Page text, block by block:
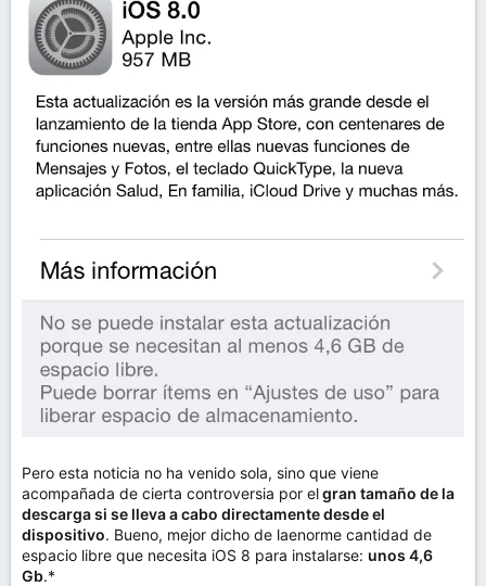
Pero esta noticia no ha venido sola, sino que viene
acompañada de cierta controversia por elgran tamaño de la
descarga si se lleva a cabo directamente desde el
dispositivo. Bueno, mejor dicho de laenorme cantidad de
espacio libre que necesita iOS 8 para instalarse: unos 4,6
Gb.*